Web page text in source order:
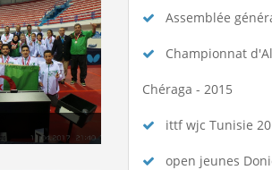
Assemblée
Championnat
Chéraga - 2015
ittf wjc Tunisie
open jeunes